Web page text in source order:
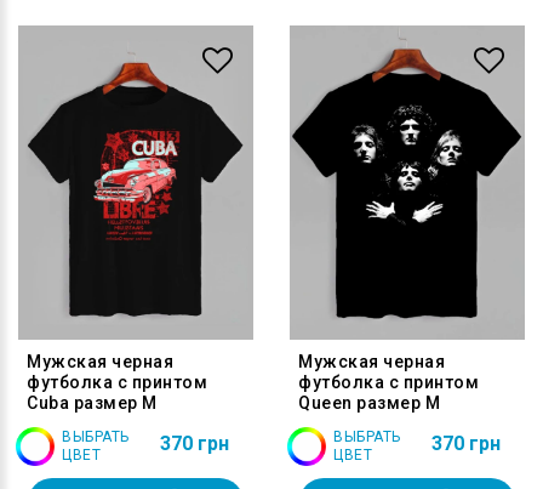
Мужская черная
футболка с принтом
Cuba размер M
ВЫБРАТЬ
ЦВЕТ
370 грн
Мужская черная
футболка с принтом
Queen размер M
ВЫБРАТЬ
ЦВЕТ
370 грн